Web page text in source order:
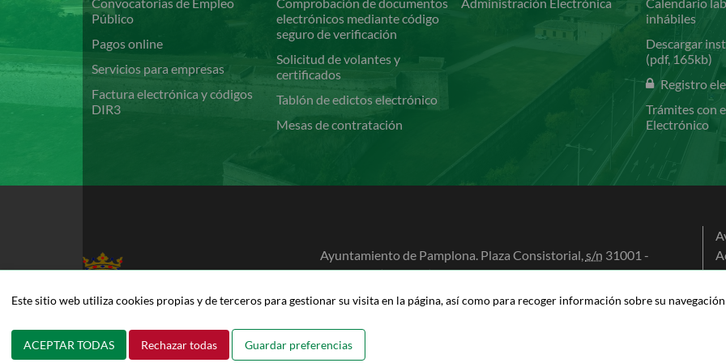
Este sitio web utiliza cookies propias y de terceros para gestionar su visita en la página, así como para recoger información sobre su
ACEPTAR TODAS Rechazar todas Guardar preferencias
Público
Pagos online
Servicios para empresas
Factura electrónica y códigos
DIR3
electrónicos mediante código
seguro de verificación
Solicitud de volantes y
certificados
Tablón de edictos electrónico
Mesas de contratación
inhábiles
Descargar
(pdf, 165kb)
Registro
Trámites con
Electrónico
Ayuntamiento de Pamplona. Plaza Consistorial,s/n 31001 -
Pamplona (Navarra)
948 420 100